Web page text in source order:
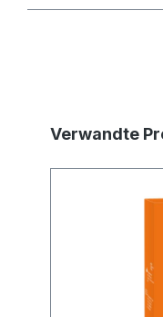
Produktgalerie
Verwandte